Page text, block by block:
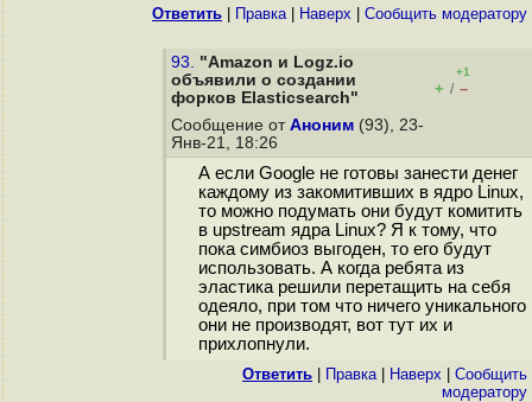
Ответить Правка| Наверх Cообщить модератору
93. "Amazon и Logz.io
объявили о создании
форков Elasticsearch"
+1
+ / –
Сообщение от Аноним (93), 23-
Янв-21, 18:26
А если Google не готовы занести денег
каждому из закомитивших в ядро Linux,
то можно подумать они будут комитить
в upstream ядра Linux? Я к тому, что
пока симбиоз выгоден, то его будут
использовать. А когда ребята из
эластика решили перетащить на себя
одеяло, при том что ничего уникального
они не производят, вот тут их и
прихлопнули.
Ответить Правка| Наверх
Cообщить
модератору